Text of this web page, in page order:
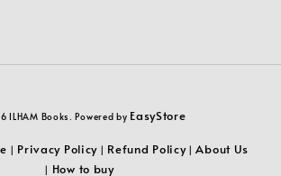
ILHAM Books. Powered by EasyStore
| Privacy Policy | Refund Policy|About Us
| How to buy